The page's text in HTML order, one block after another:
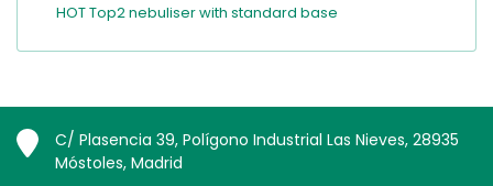
HOT Top2 nebuliser with standard base
C/ Plasencia 39, Polígono Industrial Las Nieves, 28935
Móstoles, Madrid